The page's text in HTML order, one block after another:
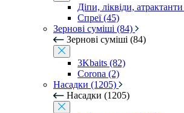
Діпи, ліквіди,
Спреї (45)
Зернові суміші (84)
Зернові суміші (84)
3Kbaits (82)
Corona (2)
Насадки (1205)
Насадки (1205)